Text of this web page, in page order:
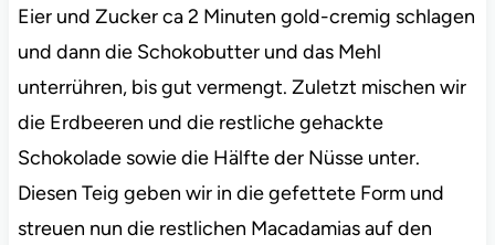
Eier und Zucker ca 2 Minuten gold-cremig schlagen
und dann die Schokobutter und das Mehl
unterrühren, bis gut vermengt. Zuletzt mischen wir
die Erdbeeren und die restliche gehackte
Schokolade sowie die Hälfte der Nüsse unter.
Diesen Teig geben wir in die gefettete Form und
streuen nun die restlichen Macadamias auf den